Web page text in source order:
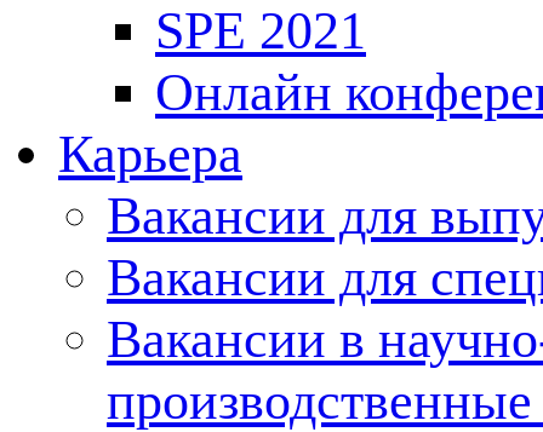
SPE 2021
Онлайн
Карьера
Вакансии для
Вакансии для
Вакансии в